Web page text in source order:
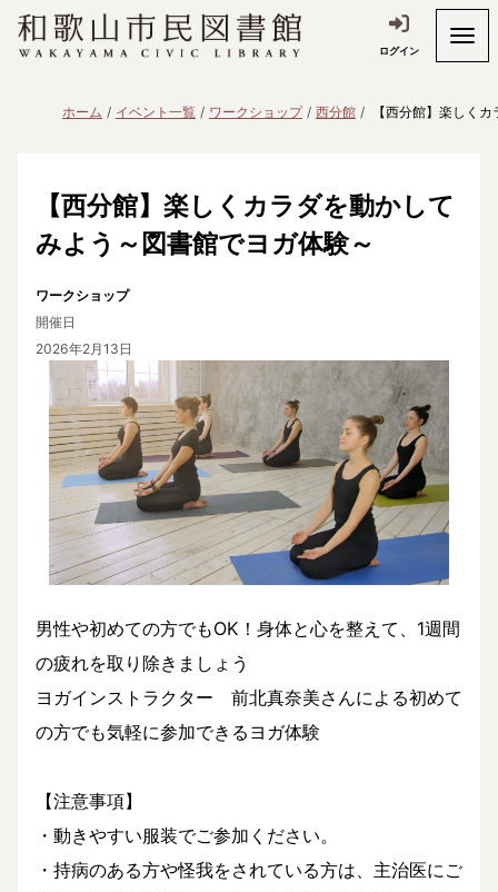
ログイン
ホーム イベント一覧 ワークショップ 西分館 【西分館】楽しく
【西分館】楽しくカラダを動かして
みよう～図書館でヨガ体験～
ワークショップ
開催日
2026年2月13日
男性や初めての方でもOK！身体と心を整えて、1週間
の疲れを取り除きましょう
ヨガインストラクター 前北真奈美さんによる初めて
の方でも気軽に参加できるヨガ体験
【注意事項】
・動きやすい服装でご参加ください。
・持病のある方や怪我をされている方は、主治医にご